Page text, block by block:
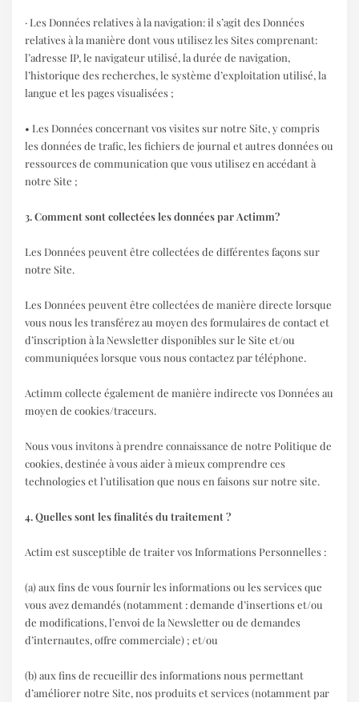
· Les Données relatives à la navigation: il s’agit des Données
relatives à la manière dont vous utilisez les Sites comprenant:
l’adresse IP, le navigateur utilisé, la durée de navigation,
l’historique des recherches, le système d’exploitation utilisé, la
langue et les pages visualisées ;
• Les Données concernant vos visites sur notre Site, y compris
les données de trafic, les fichiers de journal et autres données ou
ressources de communication que vous utilisez en accédant à
notre Site ;
3. Comment sont collectées les données par Actimm?
Les Données peuvent être collectées de différentes façons sur
notre Site.
Les Données peuvent être collectées de manière directe lorsque
vous nous les transférez au moyen des formulaires de contact et
d’inscription à la Newsletter disponibles sur le Site et/ou
communiquées lorsque vous nous contactez par téléphone.
Actimm collecte également de manière indirecte vos Données au
moyen de cookies/traceurs.
Nous vous invitons à prendre connaissance de notre Politique de
cookies, destinée à vous aider à mieux comprendre ces
technologies et l’utilisation que nous en faisons sur notre site.
4. Quelles sont les finalités du traitement ?
Actim est susceptible de traiter vos Informations Personnelles :
(a) aux fins de vous fournir les informations ou les services que
vous avez demandés (notamment : demande d’insertions et/ou
de modifications, l’envoi de la Newsletter ou de demandes
d’internautes, offre commerciale) ; et/ou
(b) aux fins de recueillir des informations nous permettant
d’améliorer notre Site, nos produits et services (notamment par